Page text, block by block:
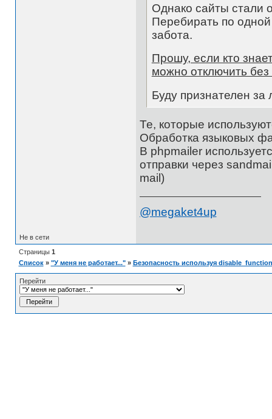
Однако сайты стали
Перебирать по
забота.
Прошу, если кто
можно отключить
Буду признателен
Те, которые
Обработка языковых
В phpmailer
отправки через
mail)
@megaket4up
Не в сети
Страницы 1
Список » "У меня не работает..." » Безопасность используя
Перейти